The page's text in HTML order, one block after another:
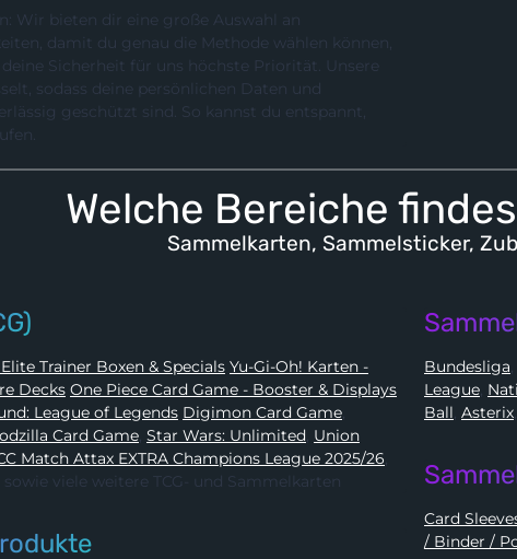
Wir bieten dir eine große Auswahl an
können,
Sicherheit für uns höchste Priorität. Unsere
sodass deine persönlichen Daten und
Welche Bereiche
Sammelkarten, Sammelsticker,
Pokémon Karten - Booster, Displays, Elite Trainer Boxen & Specials Yu-Gi-Oh! Karten -
Decks
One Piece Card Game - Booster & Displays
League of Legends
Digimon Card Game,
Godzilla Card Game, Star Wars: Unlimited, Union
Match Attax EXTRA Champions League 2025/26,
sowie viele weitere TCG- und Sammelkarten
Bundesliga,
League,
Ball, Asterix,
Card
/ Binder /